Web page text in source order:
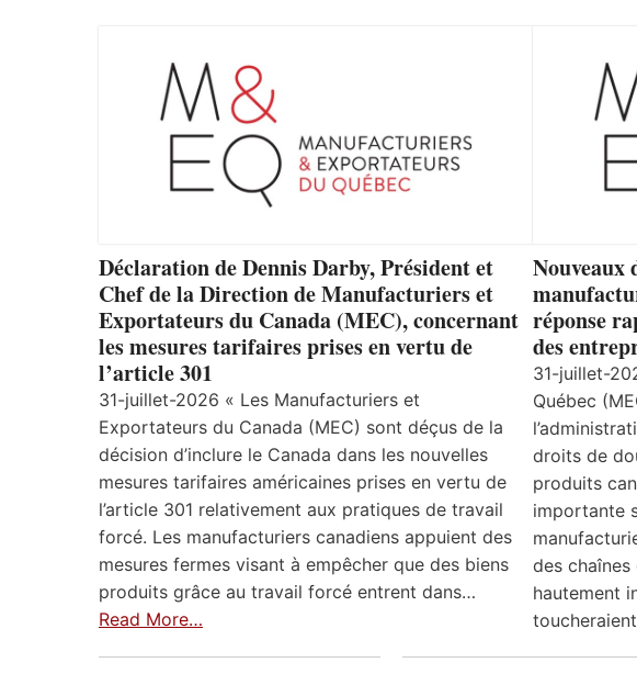
Déclaration de Dennis Darby, Président et
Chef de la Direction de Manufacturiers et
Exportateurs du Canada (MEC), concernant
les mesures tarifaires prises en vertu de
l’article 301
31-juillet-2026 « Les Manufacturiers et
Exportateurs du Canada (MEC) sont déçus de la
décision d’inclure le Canada dans les nouvelles
mesures tarifaires américaines prises en vertu de
l’article 301 relativement aux pratiques de travail
forcé. Les manufacturiers canadiens appuient des
mesures fermes visant à empêcher que des biens
produits grâce au travail forcé entrent dans…
Read More…
Nouveaux
réponse
des
31-juillet-
Québec
droits de
produits
importante
des chaînes
hautement